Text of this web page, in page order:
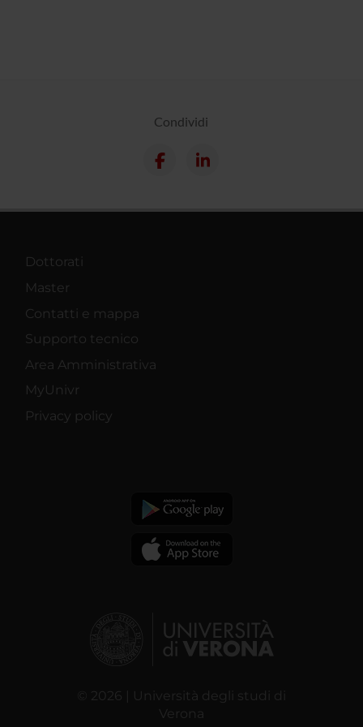
Condividi
Dottorati
Master
Contatti e mappa
Supporto tecnico
Area Amministrativa
MyUnivr
Privacy policy
© 2026 | Università degli studi di
Verona